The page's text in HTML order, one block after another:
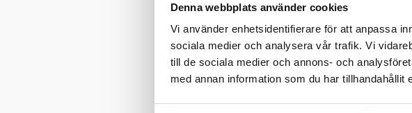
Denna webbplats använder cookies
Vi använder enhetsidentifierare för att anpassa
sociala medier och analysera vår trafik. Vi
till de sociala medier och annons- och
med annan information som du har
SOMMARREA
VALERYD
Mutterskydd 17mm M10
nyckelgrepp svart (4-pack)
25 kr
2 I LAGER